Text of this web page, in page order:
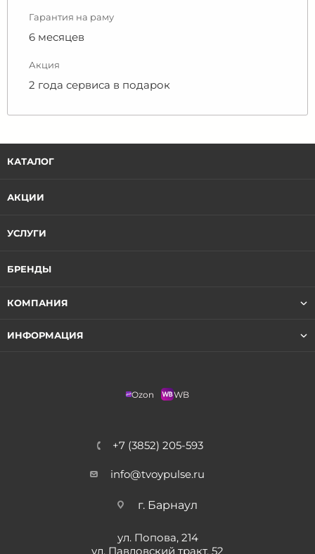
Гарантия на раму
6 месяцев
Акция
2 года сервиса в подарок
КАТАЛОГ
АКЦИИ
УСЛУГИ
БРЕНДЫ
КОМПАНИЯ
ИНФОРМАЦИЯ
Ozon WB
+7 (3852) 205-593
info@tvoypulse.ru
г. Барнаул
ул. Попова, 214
ул. Павловский тракт, 52